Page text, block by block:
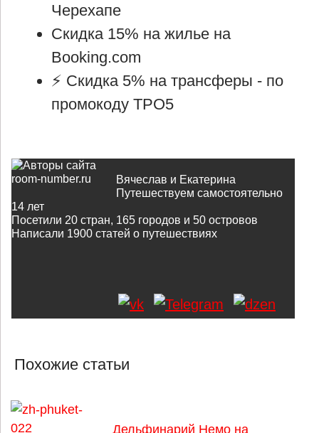
Черехапе
Скидка 15% на жилье на
Booking.com
⚡ Cкидка 5% на трансферы - по
промокоду TPO5
Вячеслав и Екатерина
Путешествуем самостоятельно
14 лет
Посетили 20 стран, 165 городов и 50 островов
Написали 1900 статей о путешествиях
Похожие статьи
Дельфинарий Немо на